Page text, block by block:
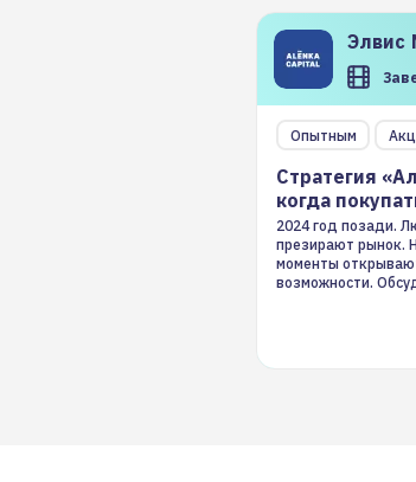
Элвис
Опытным
Стратегия
когда
2024 год позади.
презирают рынок.
моменты
возможности.